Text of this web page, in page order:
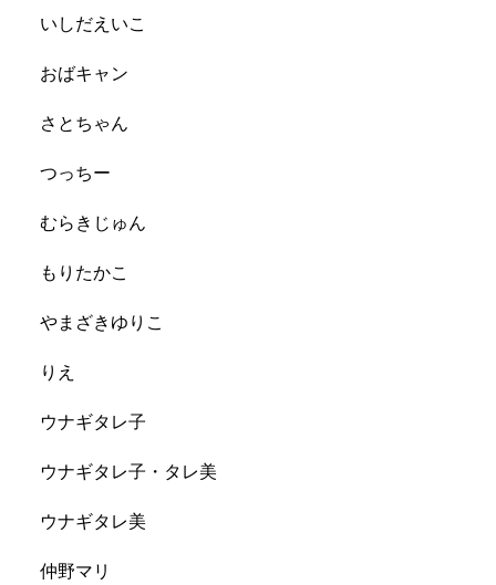
いしだえいこ
おばキャン
さとちゃん
つっちー
むらきじゅん
もりたかこ
やまざきゆりこ
りえ
ウナギタレ子
ウナギタレ子・タレ美
ウナギタレ美
仲野マリ